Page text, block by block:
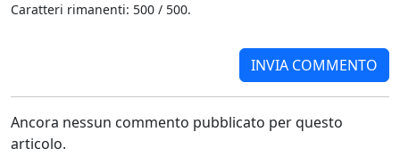
Caratteri rimanenti: 500 / 500.
Ancora nessun commento pubblicato per questo
articolo.